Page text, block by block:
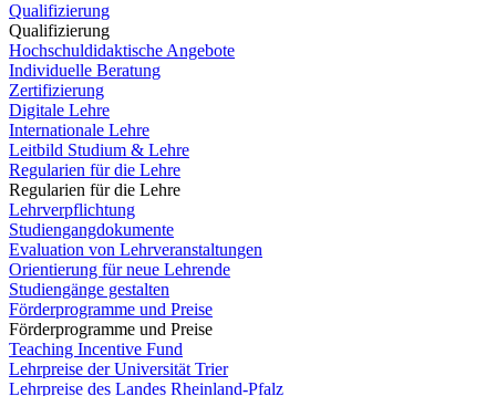
Qualifizierung
Qualifizierung
Hochschuldidaktische Angebote
Individuelle Beratung
Zertifizierung
Digitale Lehre
Internationale Lehre
Leitbild Studium & Lehre
Regularien für die Lehre
Regularien für die Lehre
Lehrverpflichtung
Studiengangdokumente
Evaluation von Lehrveranstaltungen
Orientierung für neue Lehrende
Studiengänge gestalten
Förderprogramme und Preise
Förderprogramme und Preise
Teaching Incentive Fund
Lehrpreise der Universität Trier
Lehrpreise des Landes Rheinland-Pfalz